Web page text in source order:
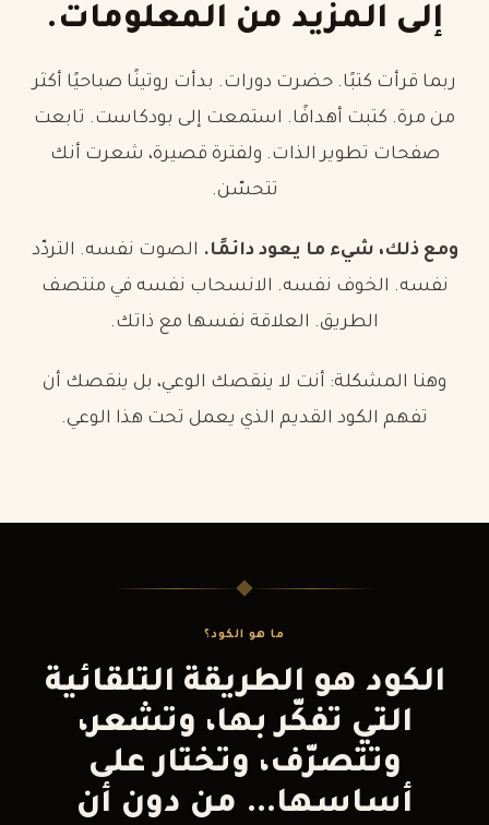
إلى المزيد من المعلومات.
ربما قرأت كتبًا. حضرت دورات. بدأت روتينًا صباحيًا أكثر
من مرة. كتبت أهدافًا. استمعت إلى بودكاست. تابعت
صفحات تطوير الذات. ولفترة قصيرة، شعرت أنك
تتحسّن.
ومع ذلك، شيء ما يعود دائمًا. الصوت نفسه. التردّد
نفسه. الخوف نفسه. الانسحاب نفسه في منتصف
الطريق. العلاقة نفسها مع ذاتك.
وهنا المشكلة: أنت لا ينقصك الوعي، بل ينقصك أن
تفهم الكود القديم الذي يعمل تحت هذا الوعي.
ما هو الكود؟
الكود هو الطريقة التلقائية
التي تفكّر بها، وتشعر،
وتتصرّف، وتختار على
أساسها… من دون أن